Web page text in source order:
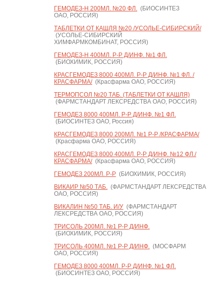
ГЕМОДЕЗ-Н 200МЛ. №20 ФЛ.(БИОСИНТЕЗ
ОАО, РОССИЯ)
ТАБЛЕТКИ ОТ КАШЛЯ №20 /УСОЛЬЕ-СИБИРСКИЙ/
(УСОЛЬЕ-СИБИРСКИЙ
ХИМФАРМКОМБИНАТ, РОССИЯ)
ГЕМОДЕЗ-Н 400МЛ. Р-Р Д/ИНФ. №1 ФЛ.
(БИОХИМИК, РОССИЯ)
КРАСГЕМОДЕЗ 8000 400МЛ. Р-Р Д/ИНФ. №1 ФЛ. /
КРАСФАРМА/(Красфарма ОАО, РОССИЯ)
ТЕРМОПСОЛ №20 ТАБ. (ТАБЛЕТКИ ОТ КАШЛЯ)
(ФАРМСТАНДАРТ ЛЕКСРЕДСТВА ОАО, РОССИЯ)
ГЕМОДЕЗ 8000 400МЛ. Р-Р Д/ИНФ. №1 ФЛ.
(БИОСИНТЕЗ ОАО, Россия)
КРАСГЕМОДЕЗ 8000 200МЛ. №1 Р-Р /КРАСФАРМА/
(Красфарма ОАО, РОССИЯ)
КРАСГЕМОДЕЗ 8000 400МЛ. Р-Р Д/ИНФ. №12 ФЛ./
КРАСФАРМА/(Красфарма ОАО, РОССИЯ)
ГЕМОДЕЗ 200МЛ. Р-Р(БИОХИМИК, РОССИЯ)
ВИКАИР №50 ТАБ.(ФАРМСТАНДАРТ ЛЕКСРЕДСТВА
ОАО, РОССИЯ)
ВИКАЛИН №50 ТАБ. И/У(ФАРМСТАНДАРТ
ЛЕКСРЕДСТВА ОАО, РОССИЯ)
ТРИСОЛЬ 200МЛ. №1 Р-Р Д/ИНФ.
(БИОХИМИК, РОССИЯ)
ТРИСОЛЬ 400МЛ. №1 Р-Р Д/ИНФ.(МОСФАРМ
ОАО, РОССИЯ)
ГЕМОДЕЗ 8000 400МЛ. Р-Р Д/ИНФ. №1 ФЛ.
(БИОСИНТЕЗ ОАО, РОССИЯ)